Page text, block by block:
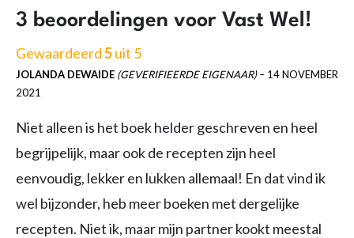
3 beoordelingen voor Vast Wel!
Gewaardeerd5uit 5
JOLANDA DEWAIDE (GEVERIFIEERDE EIGENAAR) – 14 NOVEMBER
2021
Niet alleen is het boek helder geschreven en heel
begrijpelijk, maar ook de recepten zijn heel
eenvoudig, lekker en lukken allemaal! En dat vind ik
wel bijzonder, heb meer boeken met dergelijke
recepten. Niet ik, maar mijn partner kookt meestal